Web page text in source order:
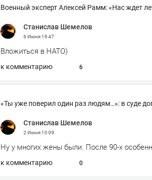
Военный эксперт Алексей Рамм: «Нас ждет
Станислав Шемелов
6 Июня19:47
Вложиться в НАТО)
к комментарию 6
«Ты уже поверил один раз людям…»: в суде
Станислав Шемелов
2 Июня10:09
Ну у многих жены были. После 90-х
к комментарию 0